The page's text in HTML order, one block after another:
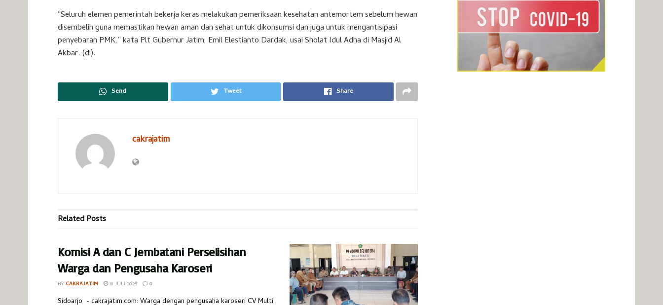
“Seluruh elemen pemerintah bekerja keras melakukan pemeriksaan kesehatan antemortem sebelum hewan
disembelih guna memastikan hewan aman dan sehat untuk dikonsumsi dan juga untuk mengantisipasi
penyebaran PMK,” kata Plt Gubernur Jatim, Emil Elestianto Dardak, usai Sholat Idul Adha di Masjid Al
Akbar. (di).
Send Tweet Share
cakrajatim
RelatedPosts
Komisi A dan C Jembatani Perselisihan
Warga dan Pengusaha Karoseri
BY CAKRAJATIM 18 JULI 2026 0
Sidoarjo - cakrajatim.com: Warga dengan pengusaha karoseri CV Multi